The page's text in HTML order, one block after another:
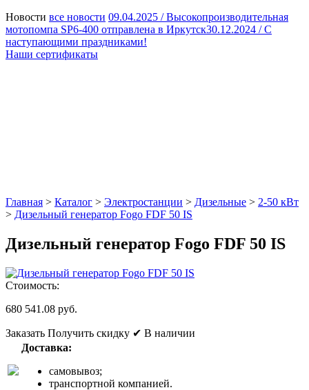
Новости все новости 09.04.2025 /Высокопроизводительная
мотопомпа SP6-400 отправлена в Иркутск30.12.2024 /С
наступающими праздниками!
Наши сертификаты
Главная > Каталог > Электростанции > Дизельные > 2-50 кВт
> Дизельный генератор Fogo FDF 50 IS
Дизельный генератор Fogo FDF 50 IS
Стоимость:
680 541.08 руб.
Заказать Получить скидку ✔ В наличии
Доставка:
самовывоз;
транспортной компанией.